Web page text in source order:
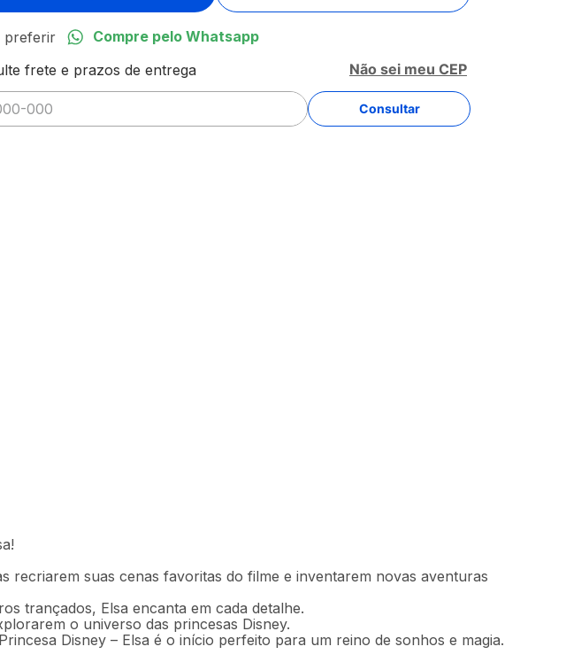
Compre pelo Whatsapp
Não sei meu CEP
recriarem suas cenas favoritas do filme e inventarem novas aventuras
trançados, Elsa encanta em cada detalhe.
o universo das princesas Disney.
Disney – Elsa é o início perfeito para um reino de sonhos e magia.